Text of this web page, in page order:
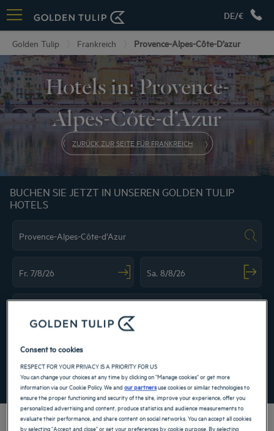
DE/€
Golden Tulip Frankreich Provence-Alpes-Côte-D’azur
Hotels in: Provence-
Alpes-Côte-d’Azur
ZURÜCK ZUR SEITE FÜR FRANKREICH
BUCHEN SIE JETZT IN UNSEREN GOLDEN TULIP
HOTELS
FINDEN SIE EIN HOTEL
Consent to cookies
RESPECT FOR YOUR PRIVACY IS A PRIORITY FOR US
You can change your choices at any time by clicking on "Manage cookies" or get more
information via our Cookie Policy. We andour partnersuse cookies or similar technologies to
ensure the proper functioning and security of the site, improve your experience, offer you
personalized advertising and content, produce statistics and audience measurements to
evaluate their performance, and share content on social networks. You can accept all cookies
by selecting "Accept and close" or set your preferences by cookie purpose. By selecting